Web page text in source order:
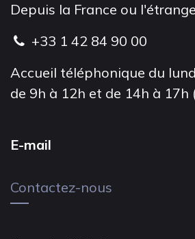
Depuis la France ou
+33 1 42 84 90 00
Accueil téléphonique du
de 9h à 12h et de 14h à 17h
E-mail
Contactez-nous